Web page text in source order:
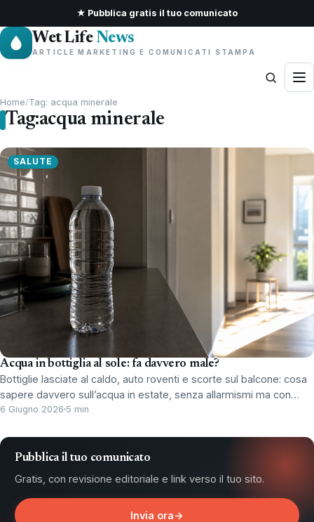
★ Pubblica gratis il tuo comunicato
Wet Life News
ARTICLE MARKETING E COMUNICATI STAMPA
Home/Tag: acqua minerale
Tag:acqua minerale
SALUTE
Acqua in bottiglia al sole: fa davvero male?
Bottiglie lasciate al caldo, auto roventi e scorte sul balcone: cosa
sapere davvero sull’acqua in estate, senza allarmismi ma con…
6 Giugno 2026 5 min
Pubblica il tuo comunicato
Gratis, con revisione editoriale e link verso il tuo sito.
Invia ora→